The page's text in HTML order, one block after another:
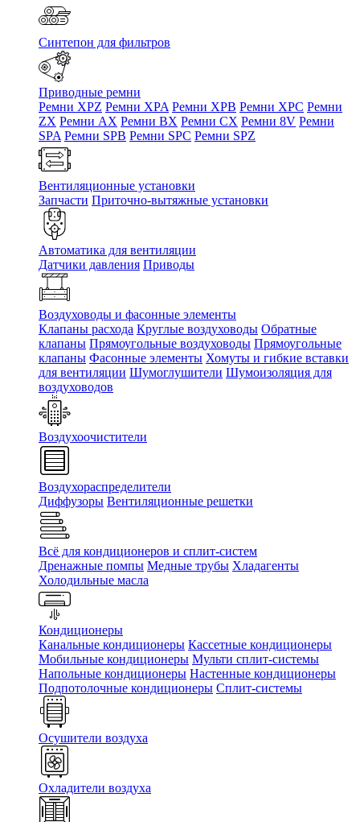
Синтепон для фильтров
Приводные ремни
Ремни XPZ Ремни XPA Ремни XPB Ремни XPC Ремни
ZX Ремни AX Ремни BX Ремни CX Ремни 8V Ремни
SPA Ремни SPB Ремни SPC Ремни SPZ
Вентиляционные установки
Запчасти Приточно-вытяжные установки
Автоматика для вентиляции
Датчики давления Приводы
Воздуховоды и фасонные элементы
Клапаны расхода Круглые воздуховоды Обратные
клапаны Прямоугольные воздуховоды Прямоугольные
клапаны Фасонные элементы Хомуты и гибкие вставки
для вентиляции Шумоглушители Шумоизоляция для
воздуховодов
Воздухоочистители
Воздухораспределители
Диффузоры Вентиляционные решетки
Всё для кондиционеров и сплит-систем
Дренажные помпы Медные трубы Хладагенты
Холодильные масла
Кондиционеры
Канальные кондиционеры Кассетные кондиционеры
Мобильные кондиционеры Мульти сплит-системы
Напольные кондиционеры Настенные кондиционеры
Подпотолочные кондиционеры Сплит-системы
Осушители воздуха
Охладители воздуха